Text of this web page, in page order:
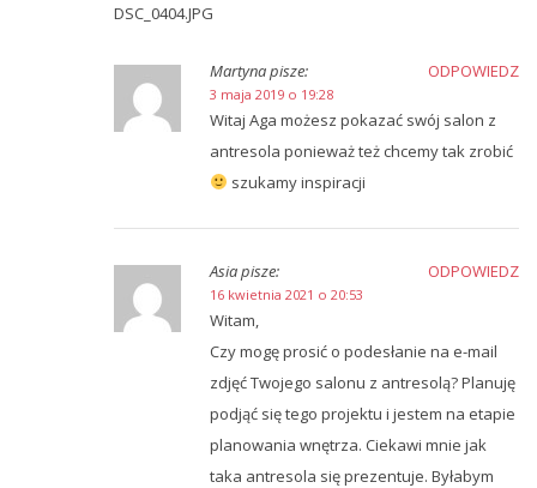
DSC_0404.JPG
Martynapisze:
3 maja 2019 o 19:28
Witaj Aga możesz pokazać swój salon z
antresola ponieważ też chcemy tak zrobić
szukamy inspiracji
ODPOWIEDZ
Asiapisze:
16 kwietnia 2021 o 20:53
Witam,
Czy mogę prosić o podesłanie na e-mail
zdjęć Twojego salonu z antresolą? Planuję
podjąć się tego projektu i jestem na etapie
planowania wnętrza. Ciekawi mnie jak
taka antresola się prezentuje. Byłabym
ODPOWIEDZ